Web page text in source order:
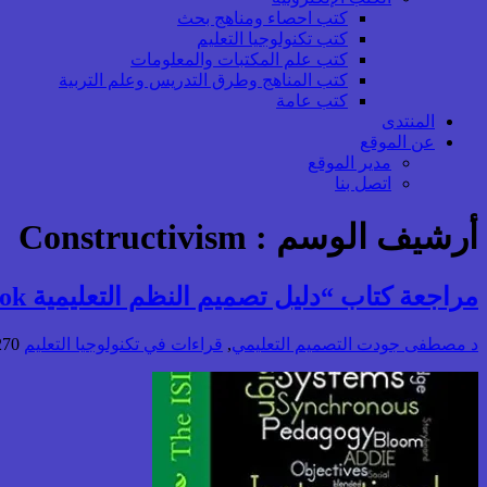
كتب احصاء ومناهج بحث
كتب تكنولوجيا التعليم
كتب علم المكتبات والمعلومات
كتب المناهج وطرق التدريس وعلم التربية
كتب عامة
المنتدى
عن الموقع
مدير الموقع
اتصل بنا
أرشيف الوسم : Constructivism
مراجعة كتاب “دليل تصميم النظم التعليمية ISD Handbook” لـ “جاري نيل”:
د مصطفى جودت التصميم التعليمي, قراءات في تكنولوجيا التعليم 270